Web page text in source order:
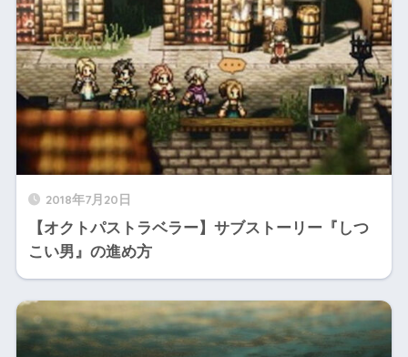
2018年7月20日
【オクトパストラベラー】サブストーリー『しつ
こい男』の進め方